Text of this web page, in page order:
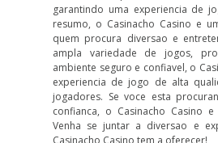
garantindo uma experiencia de
resumo, o Casinacho Casino e
quem procura diversao e
ampla variedade de jogos,
ambiente seguro e confiavel, o
experiencia de jogo de alta
jogadores. Se voce esta
confianca, o Casinacho Casino
Venha se juntar a diversao e
Casinacho Casino tem a oferecer!